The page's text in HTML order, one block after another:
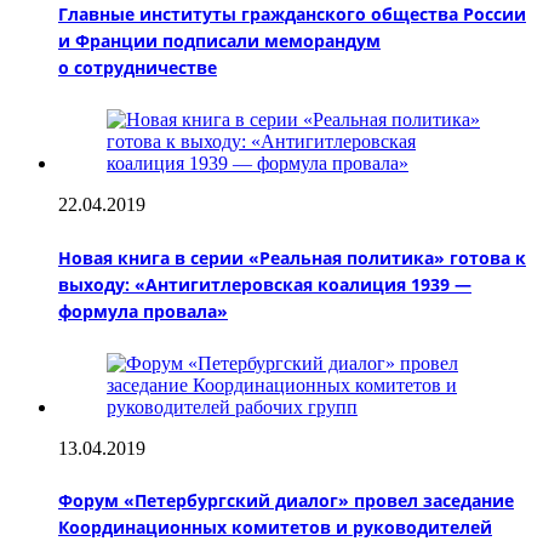
Главные институты гражданского общества России
и Франции подписали меморандум
о сотрудничестве
22.04.2019
Новая книга в серии «Реальная политика» готова к
выходу: «Антигитлеровская коалиция 1939 —
формула провала»
13.04.2019
Форум «Петербургский диалог» провел заседание
Координационных комитетов и руководителей